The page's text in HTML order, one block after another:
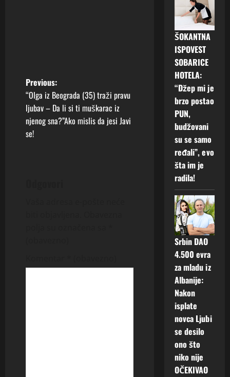
P
o
s
Previous:
“Olga iz Beograda (35) traži pravu
ljubav – Da li si ti muškarac iz
njenog sna?”Ako mislis da jesi Javi
se!
ŠOKANTNA
ISPOVEST
SOBARICE
HOTELA:
“Džep mi je
brzo postao
PUN,
budžovani
su se samo
ređali”, evo
šta im je
radila!
Srbin DAO
4.500 evra
za mladu iz
Albanije:
Nakon
isplate
novca Ljubi
se desilo
ono što
niko nije
OČEKIVAO